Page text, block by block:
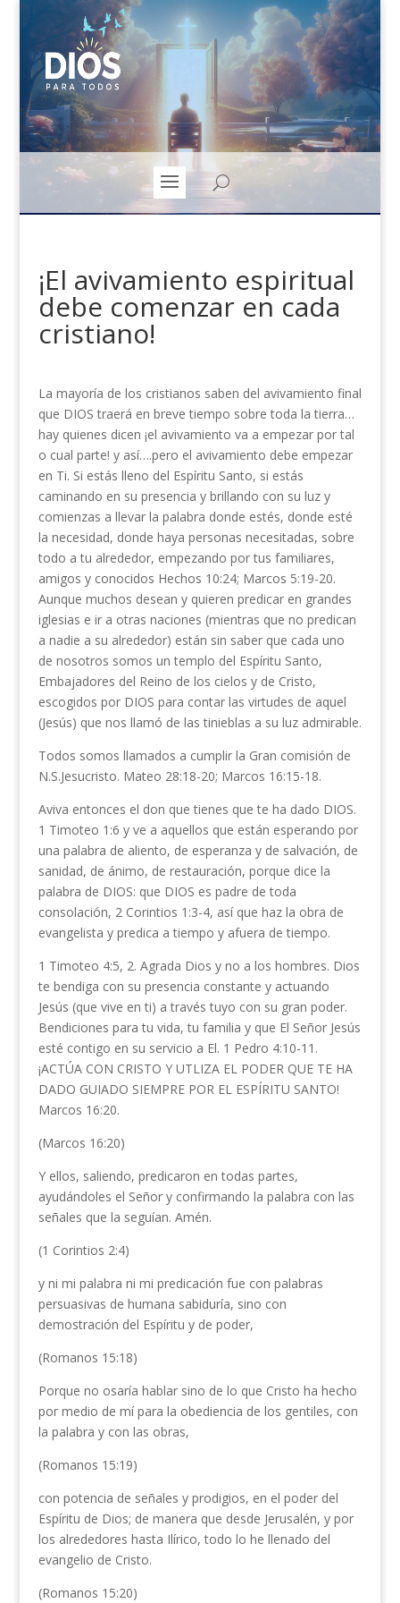
¡El avivamiento espiritual
debe comenzar en cada
cristiano!
La mayoría de los cristianos saben del avivamiento final
que DIOS traerá en breve tiempo sobre toda la tierra…
hay quienes dicen ¡el avivamiento va a empezar por tal
o cual parte! y así….pero el avivamiento debe empezar
en Ti. Si estás lleno del Espíritu Santo, si estás
caminando en su presencia y brillando con su luz y
comienzas a llevar la palabra donde estés, donde esté
la necesidad, donde haya personas necesitadas, sobre
todo a tu alrededor, empezando por tus familiares,
amigos y conocidos Hechos 10:24; Marcos 5:19-20.
Aunque muchos desean y quieren predicar en grandes
iglesias e ir a otras naciones (mientras que no predican
a nadie a su alrededor) están sin saber que cada uno
de nosotros somos un templo del Espíritu Santo,
Embajadores del Reino de los cielos y de Cristo,
escogidos por DIOS para contar las virtudes de aquel
(Jesús) que nos llamó de las tinieblas a su luz admirable.
Todos somos llamados a cumplir la Gran comisión de
N.S.Jesucristo. Mateo 28:18-20; Marcos 16:15-18.
Aviva entonces el don que tienes que te ha dado DIOS.
1 Timoteo 1:6 y ve a aquellos que están esperando por
una palabra de aliento, de esperanza y de salvación, de
sanidad, de ánimo, de restauración, porque dice la
palabra de DIOS: que DIOS es padre de toda
consolación, 2 Corintios 1:3-4, así que haz la obra de
evangelista y predica a tiempo y afuera de tiempo.
1 Timoteo 4:5, 2. Agrada Dios y no a los hombres. Dios
te bendiga con su presencia constante y actuando
Jesús (que vive en ti) a través tuyo con su gran poder.
Bendiciones para tu vida, tu familia y que El Señor Jesús
esté contigo en su servicio a El. 1 Pedro 4:10-11.
¡ACTÚA CON CRISTO Y UTLIZA EL PODER QUE TE HA
DADO GUIADO SIEMPRE POR EL ESPÍRITU SANTO!
Marcos 16:20.
(Marcos 16:20)
Y ellos, saliendo, predicaron en todas partes,
ayudándoles el Señor y confirmando la palabra con las
señales que la seguían. Amén.
(1 Corintios 2:4)
y ni mi palabra ni mi predicación fue con palabras
persuasivas de humana sabiduría, sino con
demostración del Espíritu y de poder,
(Romanos 15:18)
Porque no osaría hablar sino de lo que Cristo ha hecho
por medio de mí para la obediencia de los gentiles, con
la palabra y con las obras,
(Romanos 15:19)
con potencia de señales y prodigios, en el poder del
Espíritu de Dios; de manera que desde Jerusalén, y por
los alrededores hasta Ilírico, todo lo he llenado del
evangelio de Cristo.
(Romanos 15:20)